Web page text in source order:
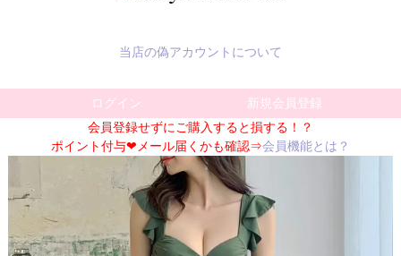
当店の偽アカウントについて
ログイン
新規会員登録
会員登録せずにご購入すると損する！？
ポイント付与❤メール届くかも確認⇒会員機能とは？